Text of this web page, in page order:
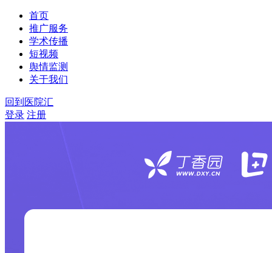
首页
推广服务
学术传播
短视频
舆情监测
关于我们
回到医院汇
登录 注册